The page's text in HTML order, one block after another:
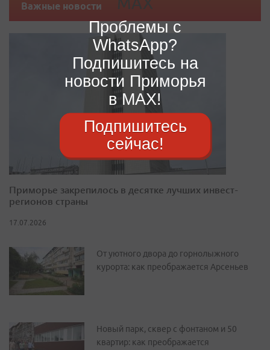
Важные новости
Приморье закрепилось в десятке лучших инвест-
регионов страны
17.07.2026
От уютного двора до горнолыжного
курорта: как преображается Арсеньев
Новый парк, сквер с фонтаном и 50
квартир: как преображается
Проблемы с
WhatsApp?
Подпишитесь на
новости Приморья
в MAX!
Подпишитесь
сейчас!